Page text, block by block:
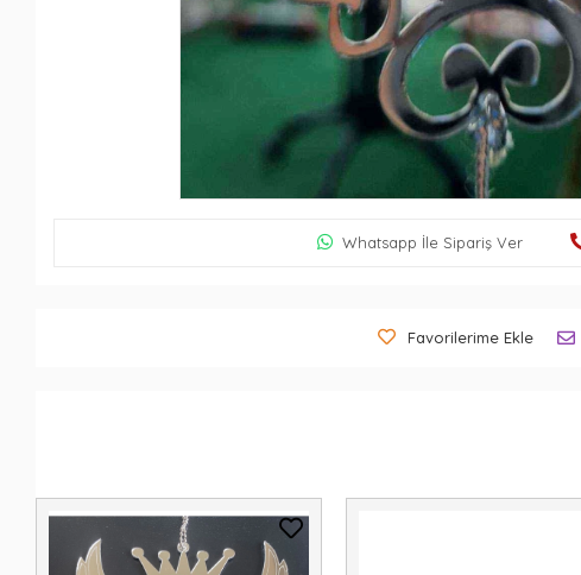
Whatsapp İle Sipariş Ver
Favorilerime Ekle